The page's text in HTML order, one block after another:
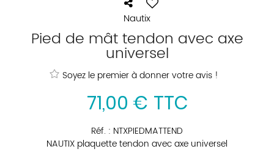
Nautix
Pied de mât tendon avec axe
universel
Soyez le premier à donner votre avis !
71,00 € TTC
Réf. : NTXPIEDMATTEND
NAUTIX plaquette tendon avec axe universel